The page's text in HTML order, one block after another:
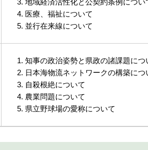
地域経済活性化と公契約条例につい
医療、福祉について
並行在来線について
知事の政治姿勢と県政の諸課題につ
日本海物流ネットワークの構築につ
自殺根絶について
農業問題について
県立野球場の愛称について